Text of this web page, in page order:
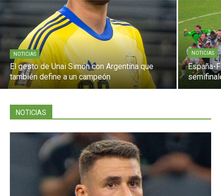
NOTICIAS
El gesto de Unai Simón con Argentina que
también define a un campeón
NOTICIAS
España-
NOTICIAS